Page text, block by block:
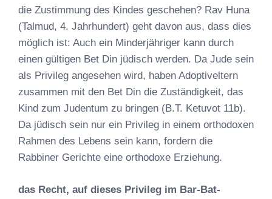
die Zustimmung des Kindes geschehen? Rav Huna
(Talmud, 4. Jahrhundert) geht davon aus, dass dies
möglich ist: Auch ein Minderjähriger kann durch
einen gültigen Bet Din jüdisch werden. Da Jude sein
als Privileg angesehen wird, haben Adoptiveltern
zusammen mit den Bet Din die Zuständigkeit, das
Kind zum Judentum zu bringen (B.T. Ketuvot 11b).
Da jüdisch sein nur ein Privileg in einem orthodoxen
Rahmen des Lebens sein kann, fordern die
Rabbiner Gerichte eine orthodoxe Erziehung.
das Recht, auf dieses Privileg im Bar-Bat-